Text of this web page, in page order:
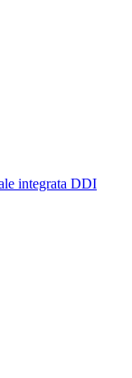
integrata DDI